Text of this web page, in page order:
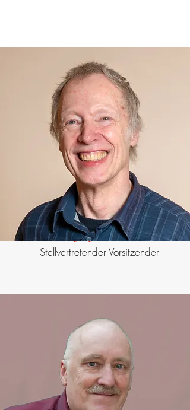
Wolfgang von Massow
Stellvertretender Vorsitzender